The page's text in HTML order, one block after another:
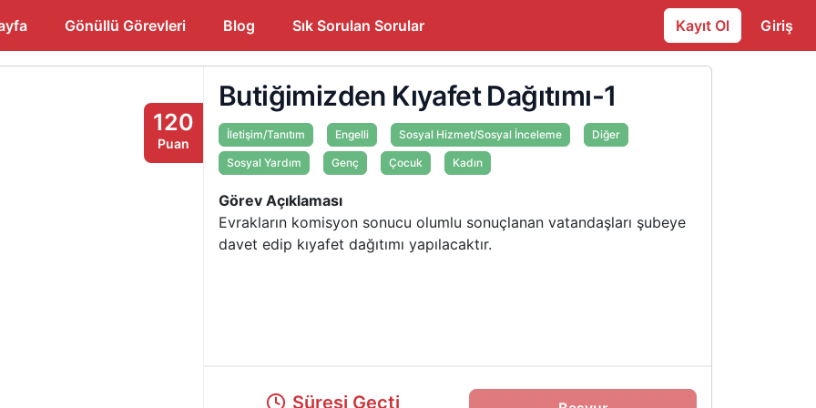
Gönüllü Görevleri Blog Sık Sorulan Sorular Kayıt Ol Giriş
120
Puan
Butiğimizden Kıyafet Dağıtımı-1
İletişim/Tanıtım Engelli Sosyal Hizmet/Sosyal İnceleme Diğer
Sosyal Yardım Genç Çocuk Kadın
Görev Açıklaması
Evrakların komisyon sonucu olumlu sonuçlanan vatandaşları şubeye
davet edip kıyafet dağıtımı yapılacaktır.
Süresi Geçti